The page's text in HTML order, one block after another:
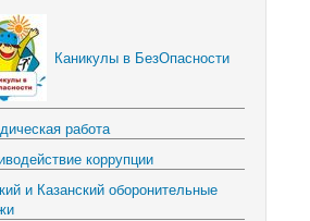
Каникулы в БезОпасности
работа
коррупции
и Казанский оборонительные